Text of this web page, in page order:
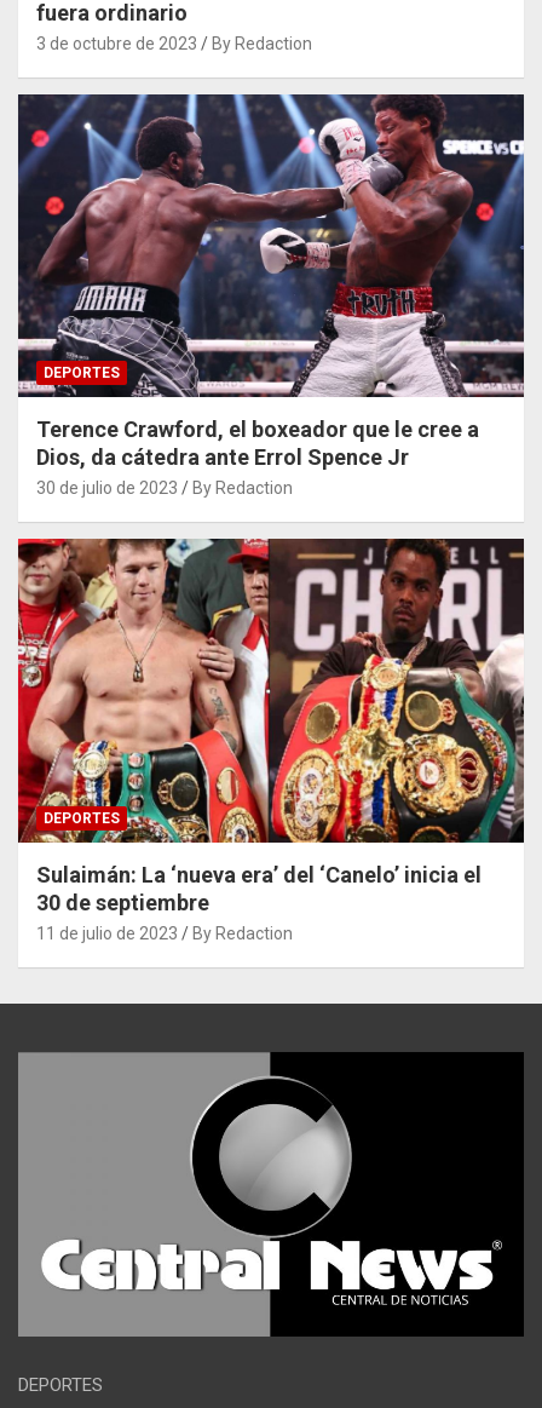
fuera ordinario
3 de octubre de 2023 By Redaction
DEPORTES
Terence Crawford, el boxeador que le cree a
Dios, da cátedra ante Errol Spence Jr
30 de julio de 2023 By Redaction
DEPORTES
Sulaimán: La ‘nueva era’ del ‘Canelo’ inicia el
30 de septiembre
11 de julio de 2023 By Redaction
DEPORTES